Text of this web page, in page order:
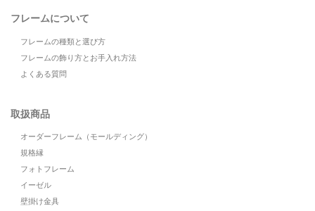
フレームについて
フレームの種類と選び方
フレームの飾り方とお手入れ方法
よくある質問
取扱商品
オーダーフレーム（モールディング）
規格縁
フォトフレーム
イーゼル
壁掛け金具